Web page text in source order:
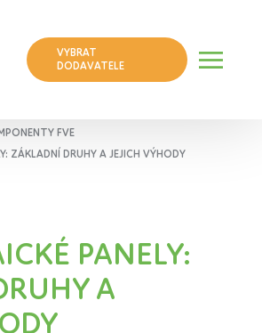
VYBRAT
DODAVATELE
FVE
ZÁKLADNÍ DRUHY A JEJICH VÝHODY
PANELY:
A